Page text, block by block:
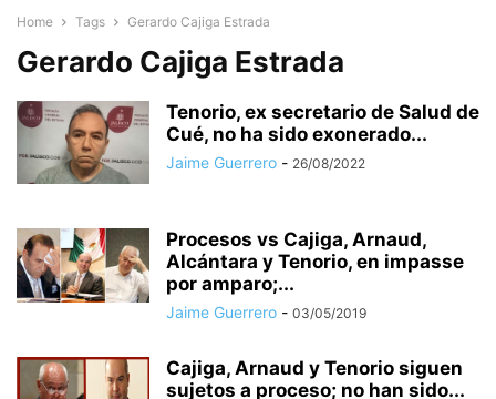
Home Tags Gerardo Cajiga Estrada
Gerardo Cajiga Estrada
Tenorio, ex secretario de Salud de
Cué, no ha sido exonerado...
Jaime Guerrero - 26/08/2022
Procesos vs Cajiga, Arnaud,
Alcántara y Tenorio, en impasse
por amparo;...
Jaime Guerrero - 03/05/2019
Cajiga, Arnaud y Tenorio siguen
sujetos a proceso; no han sido...